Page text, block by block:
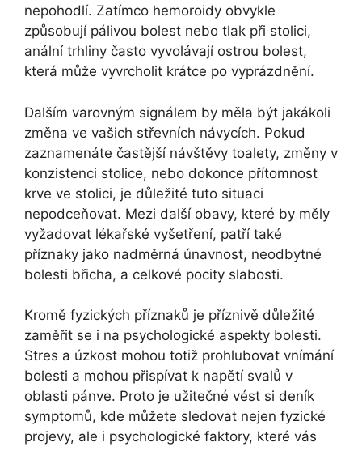
nepohodlí. Zatímco hemoroidy obvykle
způsobují pálivou bolest nebo tlak při stolici,
anální trhliny často vyvolávají ostrou bolest,
která může vyvrcholit krátce po vyprázdnění.
Dalším varovným signálem by měla být jakákoli
změna ve vašich střevních návycích. Pokud
zaznamenáte častější návštěvy toalety, změny v
konzistenci stolice, nebo dokonce přítomnost
krve ve stolici, je důležité tuto situaci
nepodceňovat. Mezi další obavy, které by měly
vyžadovat lékařské vyšetření, patří také
příznaky jako nadměrná únavnost, neodbytné
bolesti břicha, a celkové pocity slabosti.
Kromě fyzických příznaků je příznivě důležité
zaměřit se i na psychologické aspekty bolesti.
Stres a úzkost mohou totiž prohlubovat vnímání
bolesti a mohou přispívat k napětí svalů v
oblasti pánve. Proto je užitečné vést si deník
symptomů, kde můžete sledovat nejen fyzické
projevy, ale i psychologické faktory, které vás